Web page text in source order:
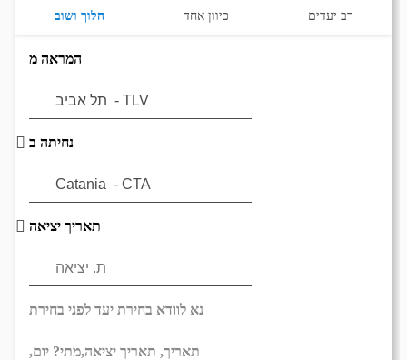
הלוך ושוב כיוון אחד רב יעדים
המראה מ
נחיתה ב
תאריך יציאה
נא לוודא בחירת יעד לפני בחירת
תאריך, תאריך יציאה,מתי? יום,